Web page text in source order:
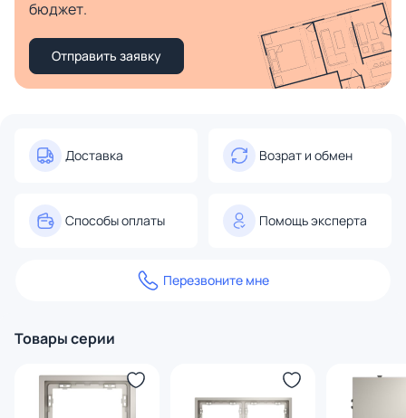
бюджет.
Отправить заявку
Доставка Возрат и обмен
Способы оплаты Помощь эксперта
Перезвоните мне
Товары серии